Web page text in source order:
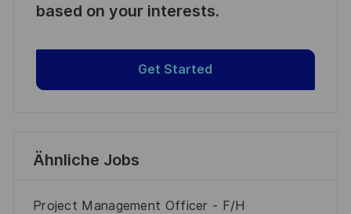
based on your interests.
Get Started
Ähnliche Jobs
Project Management Officer - F/H